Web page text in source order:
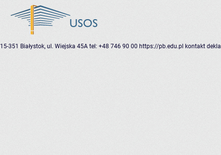
15-351 Białystok, ul. Wiejska 45A tel: +48 746 90 00 https://pb.edu.pl kontakt